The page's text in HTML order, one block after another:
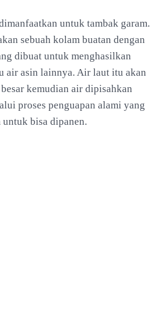
untuk tambak garam.
sebuah kolam buatan dengan
dibuat untuk menghasilkan
air asin lainnya. Air laut itu akan
kemudian air dipisahkan
proses penguapan alami yang
bisa dipanen.